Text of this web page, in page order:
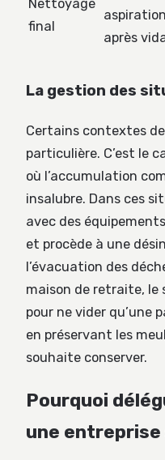
Nettoyage
final
après
La gestion des
Certains contextes
particulière. C’est le
où l’accumulation
insalubre. Dans ces
avec des
et procède à une
l’évacuation des
maison de retraite, le
pour ne vider qu’une
en préservant les
souhaite conserver.
Pourquoi
une entreprise